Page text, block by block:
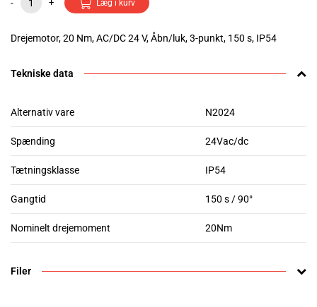
- + Læg i kurv
Drejemotor, 20 Nm, AC/DC 24 V, Åbn/luk, 3-punkt, 150 s, IP54
Tekniske data
Alternativ vare N2024
Spænding 24Vac/dc
Tætningsklasse IP54
Gangtid 150 s / 90°
Nominelt drejemoment 20Nm
Filer